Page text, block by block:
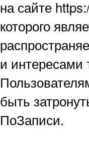
на сайте
которого
и
быть
ПоЗаписи.